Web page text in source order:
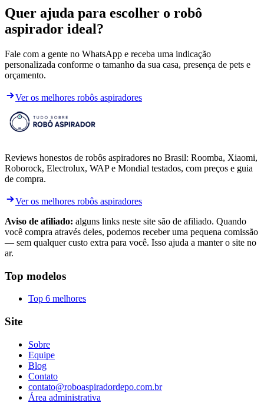
Quer ajuda para escolher o robô
aspirador ideal?
Fale com a gente no WhatsApp e receba uma indicação
personalizada conforme o tamanho da sua casa, presença de pets e
orçamento.
Ver os melhores robôs aspiradores
Reviews honestos de robôs aspiradores no Brasil: Roomba, Xiaomi,
Roborock, Electrolux, WAP e Mondial testados, com preços e guia
de compra.
Ver os melhores robôs aspiradores
Aviso de afiliado: alguns links neste site são de afiliado. Quando
você compra através deles, podemos receber uma pequena comissão
— sem qualquer custo extra para você. Isso ajuda a manter o site no
ar.
Top modelos
Top 6 melhores
Site
Sobre
Equipe
Blog
Contato
contato@roboaspiradordepo.com.br
Área administrativa